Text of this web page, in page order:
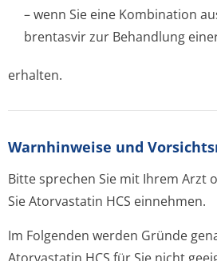
– wenn Sie eine Kombination
brentasvir zur Behandlung
erhalten.
Warnhinweise und
Bitte sprechen Sie mit Ihrem Arzt
Sie Atorvastatin HCS einnehmen.
Im Folgenden werden Gründe